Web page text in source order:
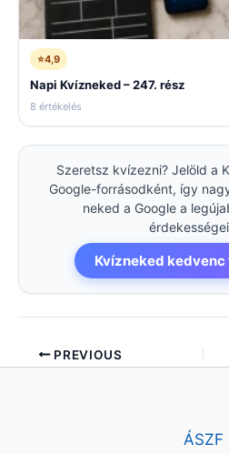
⭐4,9
Napi Kvízneked – 247. rész
8 értékelés
Szeretsz kvízezni? Jelöld a
Google-forrásodként, így
neked a Google a
Kvízneked
PREVIOUS
ÁSZF